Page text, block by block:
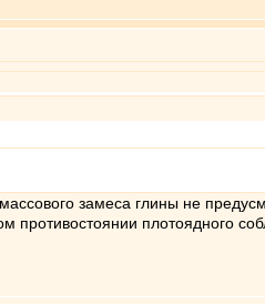
замеса глины не
противостоянии плотоядного